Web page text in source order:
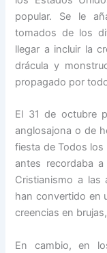
popular. Se le
tomados de los
llegar a incluir la
drácula y
propagado por
El 31 de octubre
anglosajona o de
fiesta de Todos
antes recordaba
Cristianismo a las
han convertido en
creencias en
En cambio, en